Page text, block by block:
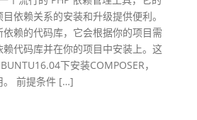
依赖关系的安装和升级提供便利。
赖的代码库，它会根据你的项目需
代码库并在你的项目中安装上。这
下安装COMPOSER，
。 前提条件 […]